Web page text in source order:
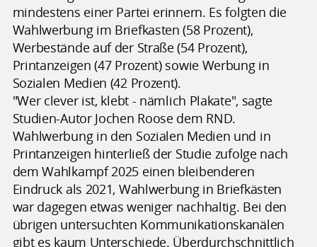
mindestens einer Partei erinnern. Es folgten die
Wahlwerbung im Briefkasten (58 Prozent),
Werbestände auf der Straße (54 Prozent),
Printanzeigen (47 Prozent) sowie Werbung in
Sozialen Medien (42 Prozent).
"Wer clever ist, klebt - nämlich Plakate", sagte
Studien-Autor Jochen Roose dem RND.
Wahlwerbung in den Sozialen Medien und in
Printanzeigen hinterließ der Studie zufolge nach
dem Wahlkampf 2025 einen bleibenderen
Eindruck als 2021, Wahlwerbung in Briefkästen
war dagegen etwas weniger nachhaltig. Bei den
übrigen untersuchten Kommunikationskanälen
gibt es kaum Unterschiede. Überdurchschnittlich